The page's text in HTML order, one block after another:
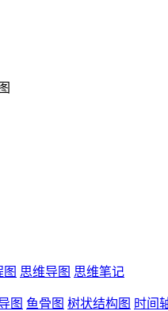
图 思维导图 思维笔记
图 鱼骨图 树状结构图 时间